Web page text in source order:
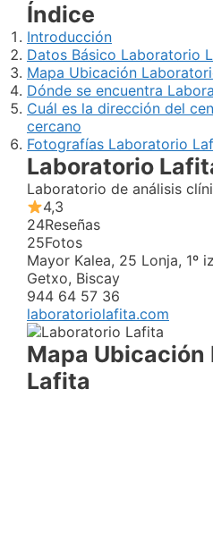
Índice
Introducción
Datos Básico Laboratorio
Mapa Ubicación
Dónde se encuentra
Cuál es la dirección del
cercano
Fotografías Laboratorio
Laboratorio
Laboratorio de análisis
4,3
24Reseñas
25Fotos
Mayor Kalea, 25 Lonja, 1º
Getxo, Biscay
944 64 57 36
laboratoriolafita.com
Mapa
Lafita